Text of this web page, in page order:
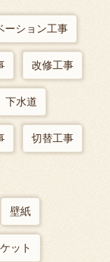
ーション工事
改修工事
下水道
切替工事
壁紙
ット